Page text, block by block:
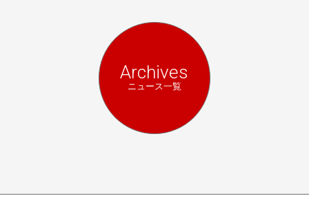
Archives
ニュース一覧